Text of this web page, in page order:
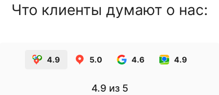
Что клиенты думают о нас:
4.9 5.0 4.6 4.9
4.9 из 5